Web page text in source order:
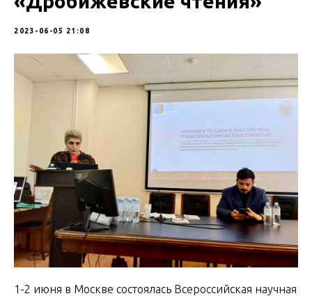
2023-06-05 21:08
1-2 июня в Москве состоялась Всероссийская научная